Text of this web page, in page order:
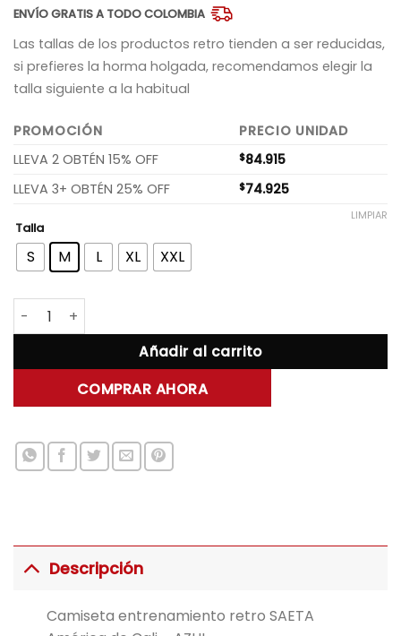
ENVÍO GRATIS A TODO COLOMBIA
Las tallas de los productos retro tienden a ser reducidas,
si prefieres la horma holgada, recomendamos elegir la
talla siguiente a la habitual
PROMOCIÓN
PRECIO UNIDAD
LLEVA 2 OBTÉN 15% OFF
$84.915
LLEVA 3+ OBTÉN 25% OFF
$74.925
Talla
S M L XL XXL
LIMPIAR
Camiseta retro AZUL SAETA América de Cali cantidad
Añadir al carrito
COMPRAR AHORA
Descripción
Camiseta entrenamiento retro SAETA